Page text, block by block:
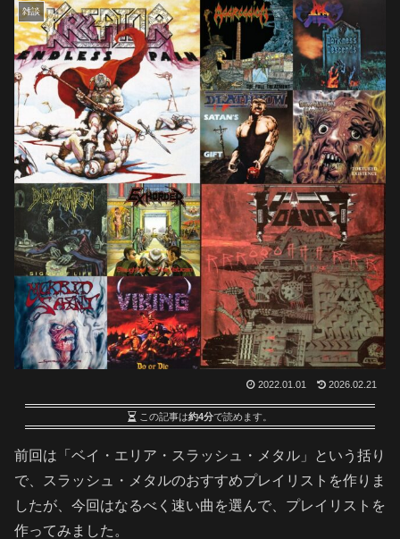
雑談
2022.01.01 2026.02.21
この記事は約4分で読めます。
前回は「ベイ・エリア・スラッシュ・メタル」という括り
で、スラッシュ・メタルのおすすめプレイリストを作りま
したが、今回はなるべく速い曲を選んで、プレイリストを
作ってみました。